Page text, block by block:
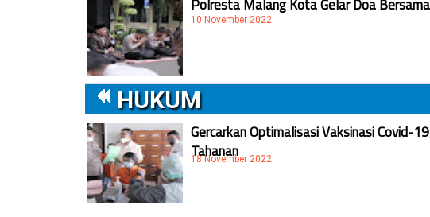
Polresta Malang Kota Gelar Doa
10 November 2022
HUKUM
Gercarkan Optimalisasi Vaksinasi Covid-
Tahanan
18 November 2022